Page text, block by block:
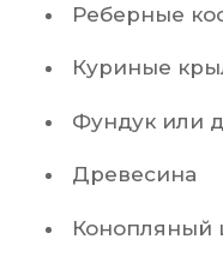
Реберные
Куриные
Фундук или
Древесина
Конопляный